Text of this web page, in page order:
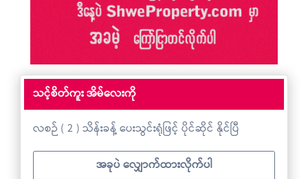
သင့်စိတ်ကူး အိမ်လေးကို
လစဉ် ( 2 ) သိန်းခန့် ပေးသွင်းရုံဖြင့် ပိုင်ဆိုင် နိုင်ပြီ
အခုပဲ လျှောက်ထားလိုက်ပါ